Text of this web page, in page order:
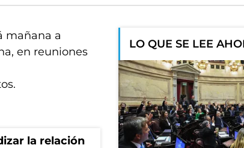
mañana a
en reuniones
la relación
LO QUE SE LEE